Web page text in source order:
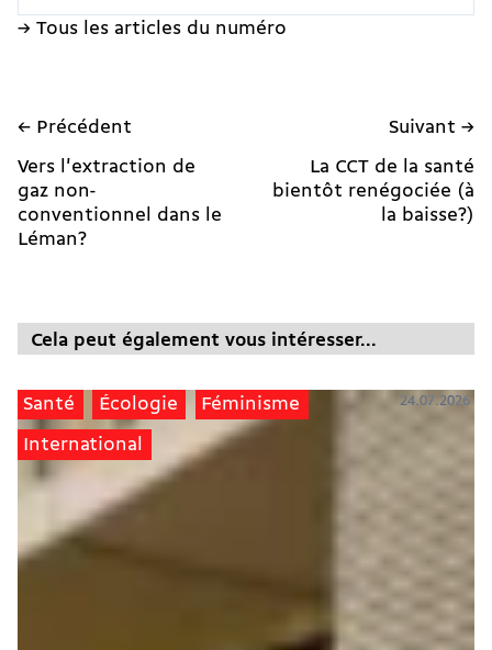
→ Tous les articles du numéro
← Précédent
Vers l'extraction de
gaz non-
conventionnel dans le
Léman?
Suivant →
La CCT de la santé
bientôt renégociée (à
la baisse?)
Cela peut également vous intéresser...
Santé Écologie Féminisme
International
24.07.2026